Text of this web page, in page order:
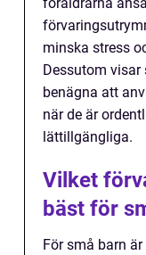
föräldrarna
minska stress
Dessutom visar
benägna att
när de är
lättillgängliga.
Vilket
bäst för
För små barn